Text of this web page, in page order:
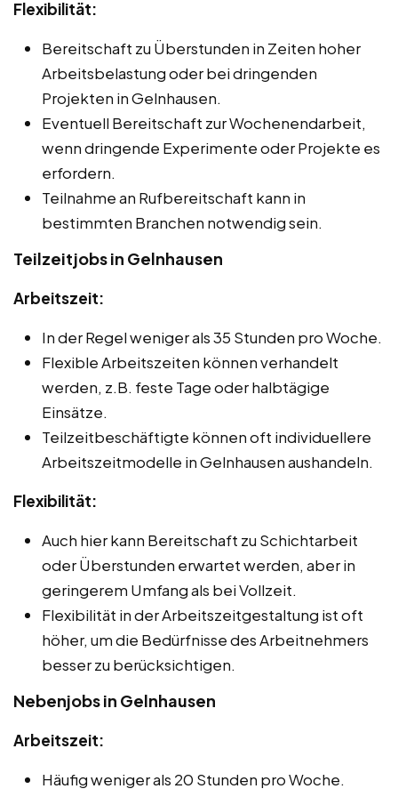
Flexibilität:
Bereitschaft zu Überstunden in Zeiten hoher
Arbeitsbelastung oder bei dringenden
Projekten in Gelnhausen.
Eventuell Bereitschaft zur Wochenendarbeit,
wenn dringende Experimente oder Projekte es
erfordern.
Teilnahme an Rufbereitschaft kann in
bestimmten Branchen notwendig sein.
Teilzeitjobs in Gelnhausen
Arbeitszeit:
In der Regel weniger als 35 Stunden pro Woche.
Flexible Arbeitszeiten können verhandelt
werden, z.B. feste Tage oder halbtägige
Einsätze.
Teilzeitbeschäftigte können oft individuellere
Arbeitszeitmodelle in Gelnhausen aushandeln.
Flexibilität:
Auch hier kann Bereitschaft zu Schichtarbeit
oder Überstunden erwartet werden, aber in
geringerem Umfang als bei Vollzeit.
Flexibilität in der Arbeitszeitgestaltung ist oft
höher, um die Bedürfnisse des Arbeitnehmers
besser zu berücksichtigen.
Nebenjobs in Gelnhausen
Arbeitszeit:
Häufig weniger als 20 Stunden pro Woche.